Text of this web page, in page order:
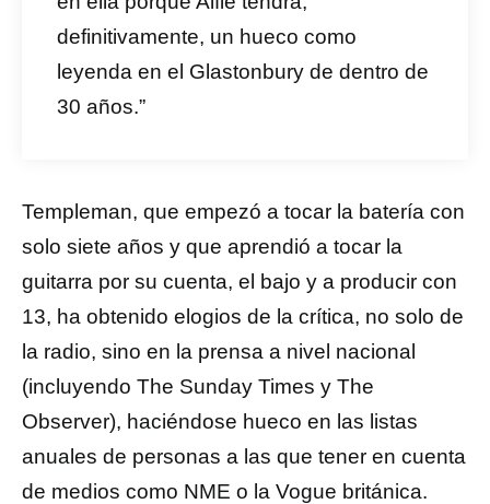
definitivamente, un hueco como
leyenda en el Glastonbury de dentro de
30 años.”
Templeman, que empezó a tocar la batería con
solo siete años y que aprendió a tocar la
guitarra por su cuenta, el bajo y a producir con
13, ha obtenido elogios de la crítica, no solo de
la radio, sino en la prensa a nivel nacional
(incluyendo The Sunday Times y The
Observer), haciéndose hueco en las listas
anuales de personas a las que tener en cuenta
de medios como NME o la Vogue británica.